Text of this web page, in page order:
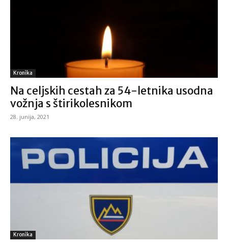
Kronika
Na celjskih cestah za 54-letnika usodna
vožnja s štirikolesnikom
28. junija, 2021
Kronika